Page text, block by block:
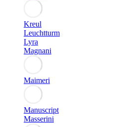
Kreul
Leuchtturm
Lyra
Magnani
Maimeri
Manuscript
Masserini